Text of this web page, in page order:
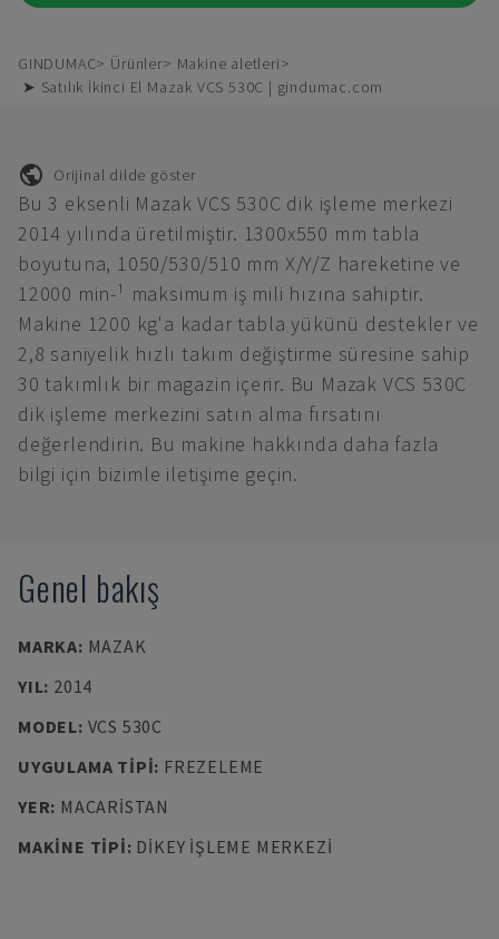
GINDUMAC Ürünler
Makine aletleri
➤ Satılık İkinci El Mazak VCS 530C | gindumac.com
Orijinal dilde göster
Bu 3 eksenli Mazak VCS 530C dik işleme merkezi
2014 yılında üretilmiştir. 1300x550 mm tabla
boyutuna, 1050/530/510 mm X/Y/Z hareketine ve
12000 min-¹ maksimum iş mili hızına sahiptir.
Makine 1200 kg'a kadar tabla yükünü destekler ve
2,8 saniyelik hızlı takım değiştirme süresine sahip
30 takımlık bir magazin içerir. Bu Mazak VCS 530C
dik işleme merkezini satın alma fırsatını
değerlendirin. Bu makine hakkında daha fazla
bilgi için bizimle iletişime geçin.
Genel bakış
MARKA: MAZAK
YIL: 2014
MODEL: VCS 530C
UYGULAMA TIPI: FREZELEME
YER: MACARISTAN
MAKINE TIPI: DIKEY İŞLEME MERKEZI